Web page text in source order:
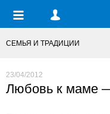
СЕМЬЯ И ТРАДИЦИИ
23/04/2012
Любовь к маме